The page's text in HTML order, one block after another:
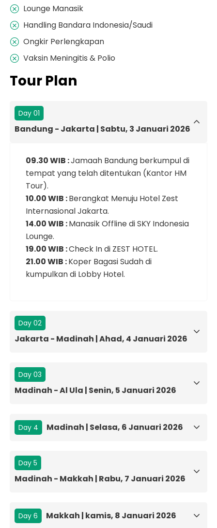
Lounge Manasik
Handling Bandara Indonesia/Saudi
Ongkir Perlengkapan
Vaksin Meningitis & Polio
Tour Plan
Day 01
Bandung - Jakarta | Sabtu, 3 Januari 2026
09.30 WIB :Jamaah Bandung berkumpul di
tempat yang telah ditentukan (Kantor HM
Tour).
10.00 WIB :Berangkat Menuju Hotel Zest
Internasional Jakarta.
14.00 WIB :Manasik Offline di SKY Indonesia
Lounge.
19.00 WIB :Check In di ZEST HOTEL.
21.00 WIB :Koper Bagasi Sudah di
kumpulkan di Lobby Hotel.
Day 02
Jakarta - Madinah | Ahad, 4 Januari 2026
Day 03
Madinah - Al Ula | Senin, 5 Januari 2026
Day 4 Madinah | Selasa, 6 Januari 2026
Day 5
Madinah - Makkah | Rabu, 7 Januari 2026
Day 6 Makkah | kamis, 8 Januari 2026